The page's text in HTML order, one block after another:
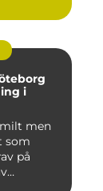
i
men
som
på